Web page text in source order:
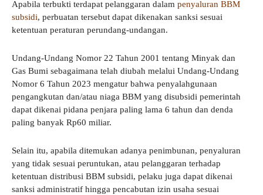
Apabila terbukti terdapat pelanggaran dalam penyaluran BBM
subsidi, perbuatan tersebut dapat dikenakan sanksi sesuai
ketentuan peraturan perundang-undangan.
Undang-Undang Nomor 22 Tahun 2001 tentang Minyak dan
Gas Bumi sebagaimana telah diubah melalui Undang-Undang
Nomor 6 Tahun 2023 mengatur bahwa penyalahgunaan
pengangkutan dan/atau niaga BBM yang disubsidi pemerintah
dapat dikenai pidana penjara paling lama 6 tahun dan denda
paling banyak Rp60 miliar.
Selain itu, apabila ditemukan adanya penimbunan, penyaluran
yang tidak sesuai peruntukan, atau pelanggaran terhadap
ketentuan distribusi BBM subsidi, pelaku juga dapat dikenai
sanksi administratif hingga pencabutan izin usaha sesuai